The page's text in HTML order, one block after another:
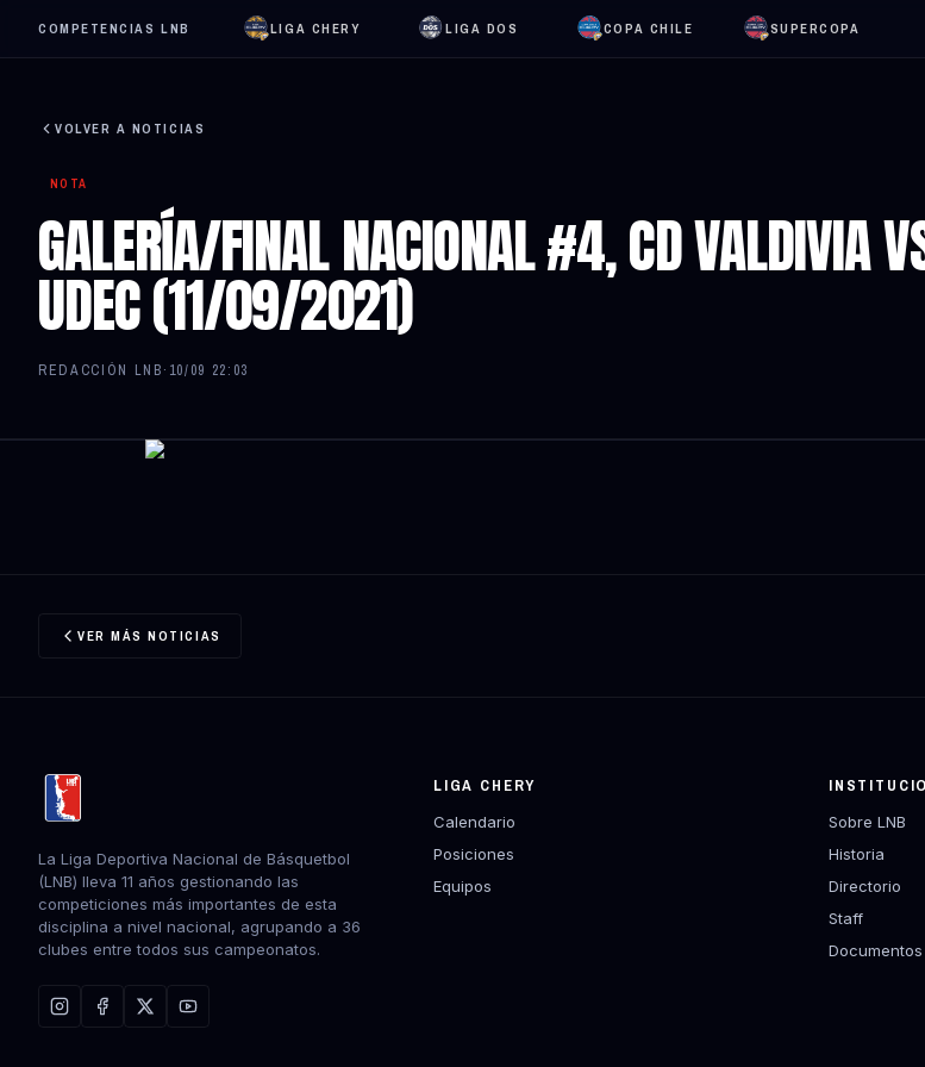
COMPETENCIAS LNB LIGA CHERY LIGA DOS COPA CHILE SUPERCOPA
VOLVER A NOTICIAS
NOTA
GALERÍA/FINAL NACIONAL #4, CD VALDIVIA
UDEC (11/09/2021)
REDACCIÓN LNB· 10/09 22:03
VER MÁS NOTICIAS
La Liga Deportiva Nacional de Básquetbol
(LNB) lleva 11 años gestionando las
competiciones más importantes de esta
disciplina a nivel nacional, agrupando a 36
clubes entre todos sus campeonatos.
LIGA CHERY
Calendario
Posiciones
Equipos
Sobre LNB
Historia
Directorio
Staff
Documentos